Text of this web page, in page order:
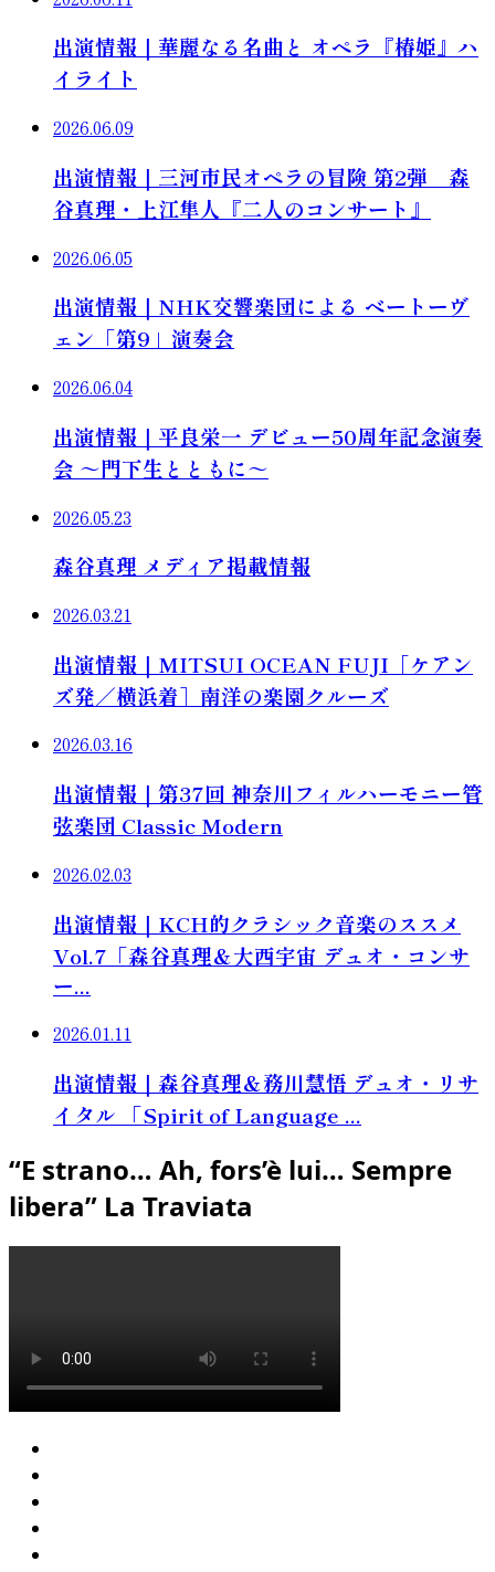
出演情報｜華麗なる名曲と オペラ『椿姫』ハ
イライト
2026.06.09
出演情報｜三河市民オペラの冒険 第2弾 森
谷真理・上江隼人『二人のコンサート』
2026.06.05
出演情報｜NHK交響楽団による ベートーヴ
ェン「第9」演奏会
2026.06.04
出演情報｜平良栄一 デビュー50周年記念演奏
会 ～門下生とともに～
2026.05.23
森谷真理 メディア掲載情報
2026.03.21
出演情報｜MITSUI OCEAN FUJI［ケアン
ズ発／横浜着］南洋の楽園クルーズ
2026.03.16
出演情報｜第37回 神奈川フィルハーモニー管
弦楽団 Classic Modern
2026.02.03
出演情報｜KCH的クラシック音楽のススメ
Vol.7「森谷真理＆大西宇宙 デュオ・コンサ
ー...
2026.01.11
出演情報｜森谷真理＆務川慧悟 デュオ・リサ
イタル 「Spirit of Language ...
“E strano… Ah, fors’è lui… Sempre
libera” La Traviata